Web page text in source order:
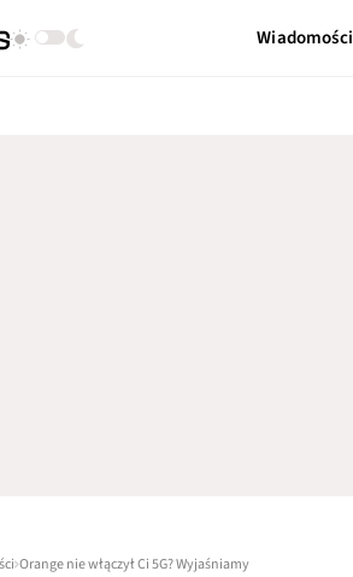
Wiadomości
Orange nie włączył Ci 5G? Wyjaśniamy